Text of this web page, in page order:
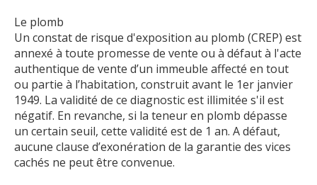
Le plomb
Un constat de risque d'exposition au plomb (CREP) est
annexé à toute promesse de vente ou à défaut à l'acte
authentique de vente d’un immeuble affecté en tout
ou partie à l’habitation, construit avant le 1er janvier
1949. La validité de ce diagnostic est illimitée s'il est
négatif. En revanche, si la teneur en plomb dépasse
un certain seuil, cette validité est de 1 an. A défaut,
aucune clause d’exonération de la garantie des vices
cachés ne peut être convenue.